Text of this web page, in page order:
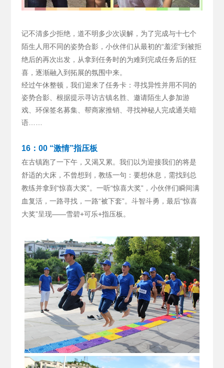
记不清多少拒绝，道不明多少次误解，为了完成与十七个
陌生人用不同的姿势合影，小伙伴们从最初的“羞涩”到被拒
绝后的再次出发，从拿到任务时的为难到完成任务后的狂
喜，逐渐融入到拓展的氛围中来。
经过午休整顿，我们迎来了任务卡：寻找异性并用不同的
姿势合影、根据提示寻访古镇名胜、邀请陌生人参加游
戏、环保签名募集、帮商家推销、寻找神秘人完成通关暗
语……
16：00 “激情”指压板
在古镇跑了一下午，又渴又累。我们以为迎接我们的将是
舒适的大床，不曾想到，教练一句：要想休息，需找到总
教练并拿到“惊喜大奖”。 一听“惊喜大奖”，小伙伴们瞬间满
血复活，一路寻找，一路“被下套”。斗智斗勇，最后“惊喜
大奖”呈现——雪碧+可乐+指压板。